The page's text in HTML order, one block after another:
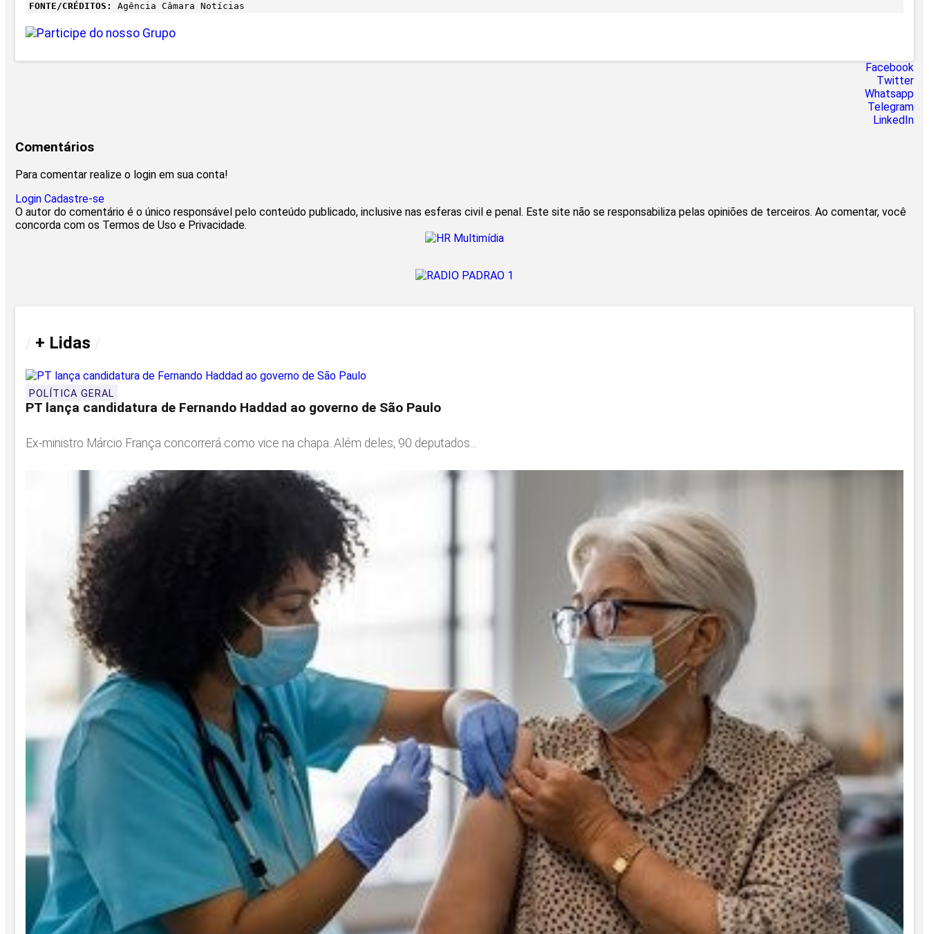
FONTE/CRÉDITOS: Agência Câmara Notícias
Facebook
Twitter
Whatsapp
Telegram
LinkedIn
Comentários
Para comentar realize o login em sua conta!
Login Cadastre-se
O autor do comentário é o único responsável pelo conteúdo publicado, inclusive nas esferas civil e penal. Este site não se responsabiliza pelas opiniões de terceiros. Ao comentar, você
concorda com os Termos de Uso e Privacidade.
+ Lidas
POLÍTICA GERAL
PT lança candidatura de Fernando Haddad ao governo de São Paulo
Ex-ministro Márcio França concorrerá como vice na chapa. Além deles, 90 deputados...